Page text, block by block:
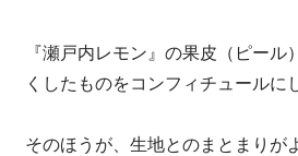
『瀬戸内レモン』の果皮（ピー
くしたものをコンフィチュールに
そのほうが、生地とのまとまりが